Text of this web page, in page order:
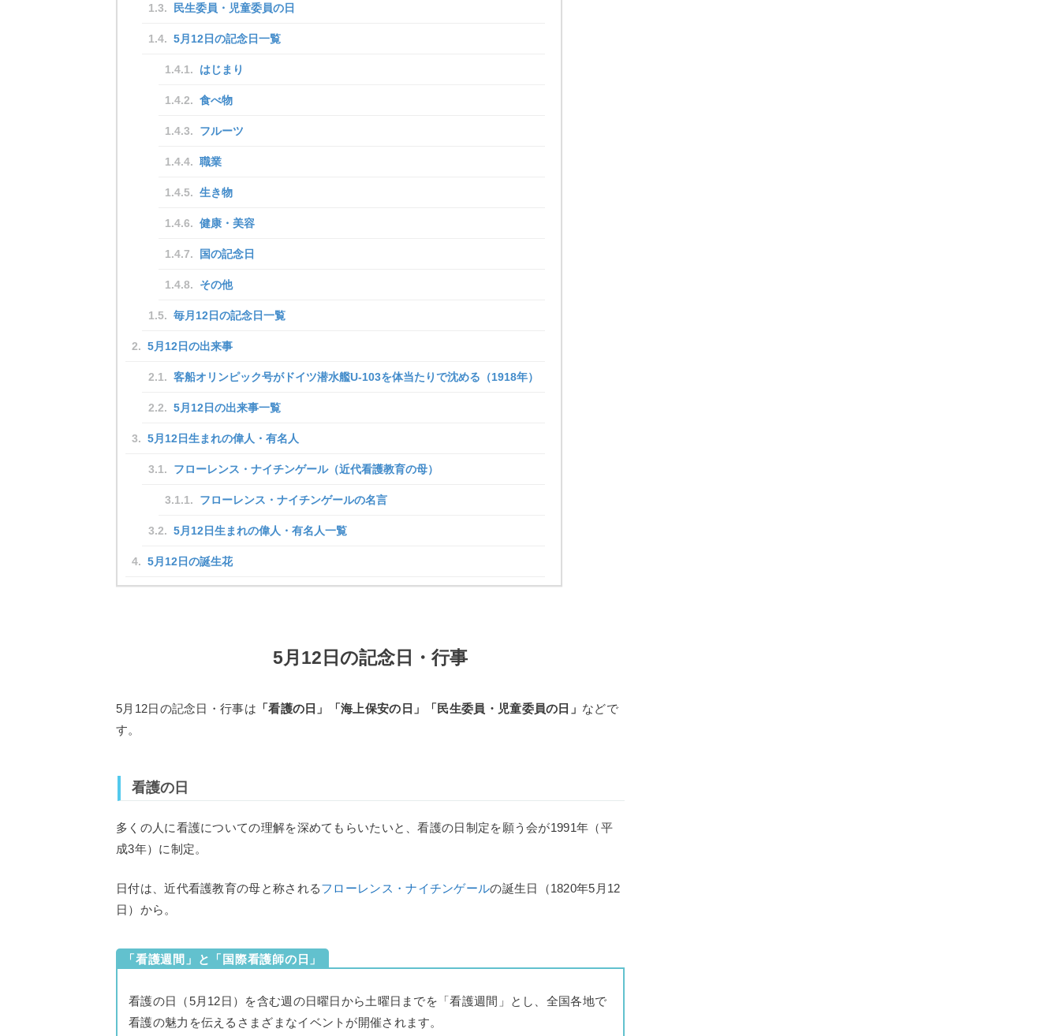
民生委員・児童委員の日
5月12日の記念日一覧
はじまり
食べ物
フルーツ
職業
生き物
健康・美容
国の記念日
その他
毎月12日の記念日一覧
5月12日の出来事
客船オリンピック号がドイツ潜水艦U-103を体当たりで沈める（1918年）
5月12日の出来事一覧
5月12日生まれの偉人・有名人
フローレンス・ナイチンゲール（近代看護教育の母）
フローレンス・ナイチンゲールの名言
5月12日生まれの偉人・有名人一覧
5月12日の誕生花
5月12日の記念日・行事
5月12日の記念日・行事は 「看護の日」「海上保安の日」「民生委員・児童委員の日」 などで
す。
看護の日
多くの人に看護についての理解を深めてもらいたいと、看護の日制定を願う会が1991年（平
成3年）に制定。
日付は、近代看護教育の母と称されるフローレンス・ナイチンゲールの誕生日（1820年5月12
日）から。
「看護週間」と「国際看護師の日」
看護の日（5月12日）を含む週の日曜日から土曜日までを「看護週間」とし、全国各地で
看護の魅力を伝えるさまざまなイベントが開催されます。